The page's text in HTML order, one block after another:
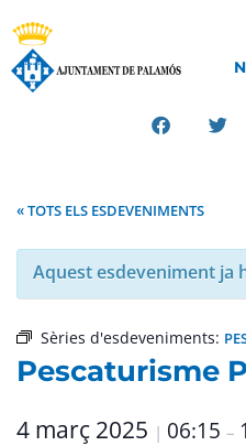
« TOTS ELS ESDEVENIMENTS
Aquest esdeveniment ja
Sèries d'esdeveniments:
Pescaturisme
4 març 2025 | 06:15 –